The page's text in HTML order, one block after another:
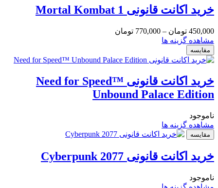
خرید اکانت قانونی Mortal Kombat 1
450,000 تومان –
770,000 تومان
مشاهده گزینه ها
مقایسه
خرید اکانت قانونی Need for Speed™
Unbound Palace Edition
ناموجود
مشاهده گزینه ها
مقایسه
خرید اکانت قانونی Cyberpunk 2077
ناموجود